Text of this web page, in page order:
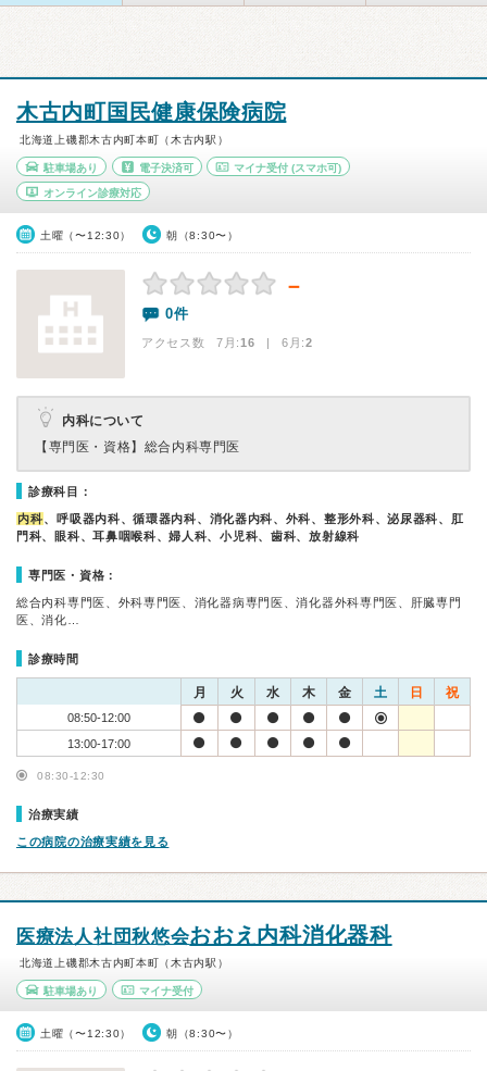
木古内町国民健康保険病院
北海道上磯郡木古内町本町（木古内駅）
駐車場あり 電子決済可 マイナ受付 (スマホ可)
オンライン診療対応
土曜（〜12:30） 朝（8:30〜）
－
0件
アクセス数 7月:16 | 6月:2
内科について
【専門医・資格】 総合内科専門医
診療科目：
内科、呼吸器内科、循環器内科、消化器内科、外科、整形外科、泌尿器科、肛
門科、眼科、耳鼻咽喉科、婦人科、小児科、歯科、放射線科
専門医・資格：
総合内科専門医、外科専門医、消化器病専門医、消化器外科専門医、肝臓専門
医、消化…
診療時間
月 火 水 木 金 土 日 祝
08:50-12:00
13:00-17:00
08:30-12:30
治療実績
この病院の治療実績を見る
医療法人社団秋悠会おおえ内科消化器科
北海道上磯郡木古内町本町（木古内駅）
駐車場あり マイナ受付
土曜（〜12:30） 朝（8:30〜）